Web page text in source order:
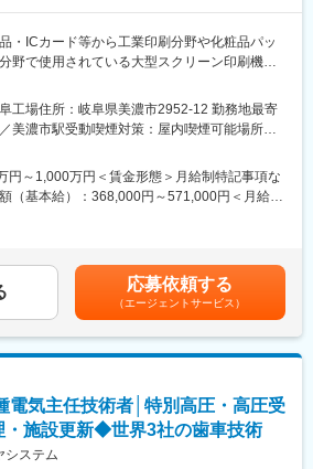
工場内外、社内外の折衝
ポイント！】
さ
適な作業環境
センターロック式タイヤチェンジャー、立っ
備リフトなど、最新型の整備用設備を導入し
工場運営
客様・陸運局・世の中や市場といった全方面
を目指しています。
40代後半中心に活躍中。9割が中途入社です。
・ICカード等から工業印刷分野や化粧品パッ
野で使用されている大型スクリーン印刷機で
上となるため、財務諸表分析と可視化、共有
ティング資料作成と意思決定支援
単体・連結決算、開示等）
費税等）の統括、税理士・会計士等 外部専門
メント
理統括本部長が直上のレポートラインからお
算（海外子会社）や開示等ご経験がない分野
しずつ習得いただくことが可能です。
経理部組織（岐阜・東京・大阪含む）のマネ
工場住所：岐阜県美濃市2952-12 勤務地最寄
美濃市駅受動喫煙対策：屋内喫煙可能場所あ
円～1,000万円＜賃金形態＞月給制特記事項な
（基本給）：368,000円～571,000円＜月給＞
冬2.3カ月分）■昇給：年1回賃金はあくまでも
選考を通じて上下する可能性があります。月
を含めた表記です。
応募依頼する
（エージェントサービス）
電気主任技術者│特別高圧・高圧受
・施設更新◆世界3社の歯車技術
システム